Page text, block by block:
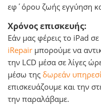
εφ΄όρου ζωής εγγύηση
Χρόνος επισκευής:
Εάν μας φέρεις το iPad
iRepair μπορούμε να
την LCD μέσα σε λίγες
μέσω της δωρεάν
επισκευάζουμε και την
την παραλάβαμε.